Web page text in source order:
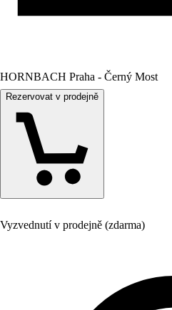
HORNBACH Praha - Černý Most
Rezervovat v prodejně
Vyzvednutí v prodejně (zdarma)